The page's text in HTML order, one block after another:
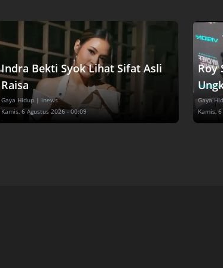
Indra Bekti Syok Lihat Sifat Asli
Raisa
Gaya Hidup | inews
Kamis, 6 Agustus 2026 - 00:09
Roy
Gaya
Kamis,